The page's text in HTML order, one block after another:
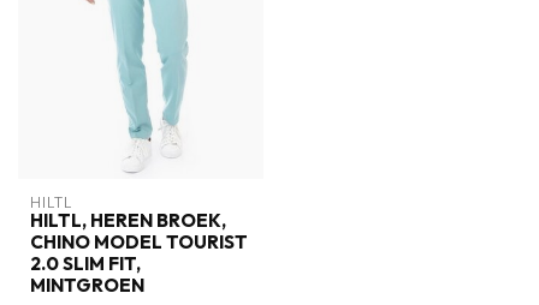
HILTL
HILTL, HEREN BROEK,
CHINO MODEL TOURIST
2.0 SLIM FIT,
MINTGROEN